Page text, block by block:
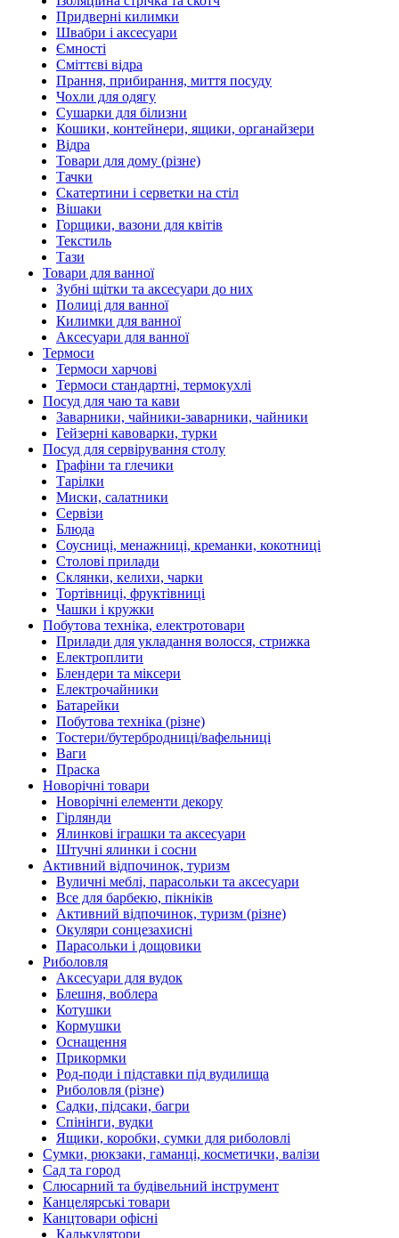
Придверні килимки
Швабри і аксесуари
Ємності
Сміттєві відра
Прання, прибирання, миття посуду
Чохли для одягу
Сушарки для білизни
Кошики, контейнери, ящики, органайзери
Відра
Товари для дому (різне)
Тачки
Скатертини і серветки на стіл
Вішаки
Горщики, вазони для квітів
Текстиль
Тази
Товари для ванної
Зубні щітки та аксесуари до них
Полиці для ванної
Килимки для ванної
Аксесуари для ванної
Термоси
Термоси харчові
Термоси стандартні, термокухлі
Посуд для чаю та кави
Заварники, чайники-заварники, чайники
Гейзерні кавоварки, турки
Посуд для сервірування столу
Графіни та глечики
Тарілки
Миски, салатники
Сервізи
Блюда
Соусниці, менажниці, креманки, кокотниці
Столові прилади
Склянки, келихи, чарки
Тортівниці, фруктівниці
Чашки і кружки
Побутова техніка, електротовари
Прилади для укладання волосся, стрижка
Електроплити
Блендери та міксери
Електрочайники
Батарейки
Побутова техніка (різне)
Тостери/бутербродниці/вафельниці
Ваги
Праска
Новорічні товари
Новорічні елементи декору
Гірлянди
Ялинкові іграшки та аксесуари
Штучні ялинки і сосни
Активний відпочинок, туризм
Вуличні меблі, парасольки та аксесуари
Все для барбекю, пікніків
Активний відпочинок, туризм (різне)
Окуляри сонцезахисні
Парасольки і дощовики
Риболовля
Аксесуари для вудок
Блешня, воблера
Котушки
Кормушки
Оснащення
Прикормки
Род-поди і підставки під вудилища
Риболовля (різне)
Садки, підсаки, багри
Спінінги, вудки
Ящики, коробки, сумки для риболовлі
Сумки, рюкзаки, гаманці, косметички, валізи
Сад та город
Слюсарний та будівельний інструмент
Канцелярські товари
Канцтовари офісні
Калькулятори